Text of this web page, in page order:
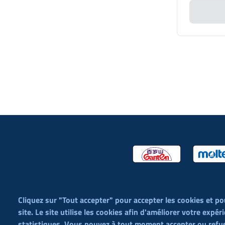
Cliquez sur "Tout accepter" pour accepter les cookies et
site. Le site utilise les cookies afin d'améliorer votre
(WYSIWYG)